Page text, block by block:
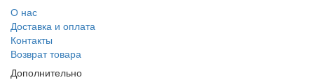
О нас
Доставка и оплата
Контакты
Возврат товара
Дополнительно